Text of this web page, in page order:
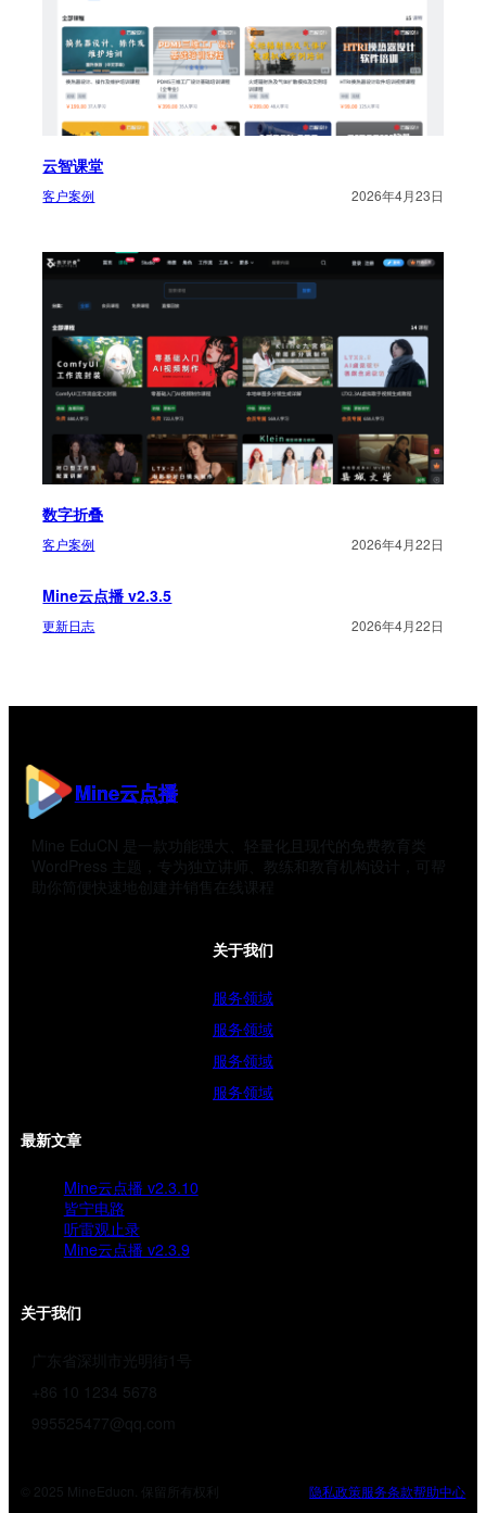
云智课堂
客户案例 2026年4月23日
数字折叠
客户案例 2026年4月22日
Mine云点播 v2.3.5
更新日志 2026年4月22日
Mine云点播
Mine EduCN 是一款功能强大、轻量化且现代的免费教育类
WordPress 主题，专为独立讲师、教练和教育机构设计，可帮
助你简便快速地创建并销售在线课程
关于我们
服务领域
服务领域
服务领域
服务领域
最新文章
Mine云点播 v2.3.10
皆宁电路
听雷观止录
Mine云点播 v2.3.9
关于我们
广东省深圳市光明街1号
+86 10 1234 5678
995525477@qq.com
© 2025 MineEducn. 保留所有权利 隐私政策服务条款帮助中心